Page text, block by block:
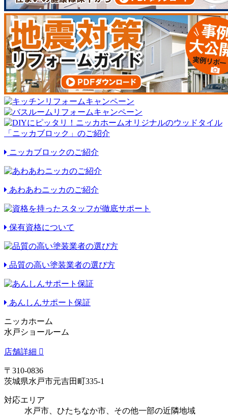
ニッカブロックのご紹介
あわあわニッカのご紹介
保有資格について
品質の高い塗装業者の選び方
あんしんサポート保証
ニッカホーム
水戸ショールーム
店舗詳細
〒310-0836
茨城県水戸市元吉田町335-1
対応エリア
水戸市、ひたちなか市、その他一部の近隣地域